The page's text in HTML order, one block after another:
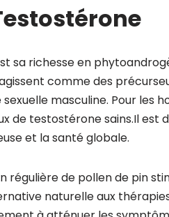
sa richesse en
comme des
masculine. Pour les
de testostérone sains.Il est
et la santé globale.
régulière de pollen de pin
naturelle aux